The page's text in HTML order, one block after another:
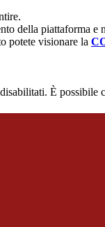
della piattaforma e
potete visionare la
È